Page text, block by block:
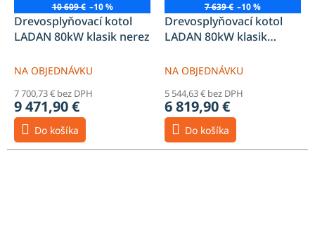
10 609 € –10 %
Drevosplyňovací kotol
LADAN 80kW klasik nerez
NA OBJEDNÁVKU
7 700,73 € bez DPH
9 471,90 €
Do košíka
7 639 € –10 %
Drevosplyňovací kotol
LADAN 80kW klasik
NA OBJEDNÁVKU
5 544,63 € bez DPH
6 819,90 €
Do košíka